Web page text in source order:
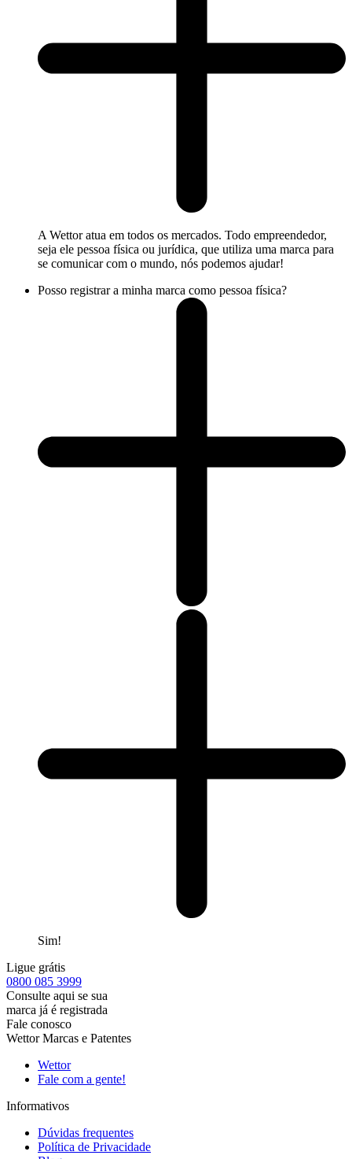
A Wettor atua em todos os mercados. Todo empreendedor,
seja ele pessoa física ou jurídica, que utiliza uma marca para
se comunicar com o mundo, nós podemos ajudar!
Posso registrar a minha marca como pessoa física?
Sim!
Ligue grátis
0800 085 3999
Consulte aqui se sua
marca já é registrada
Fale conosco
Wettor Marcas e Patentes
Wettor
Fale com a gente!
Informativos
Dúvidas frequentes
Política de Privacidade